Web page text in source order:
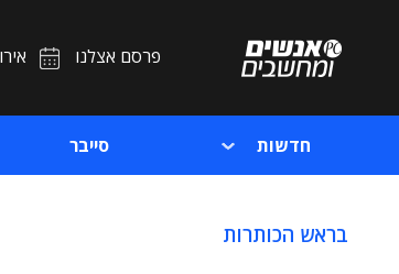
פרסם אצלנו
חדשות סייבר
בראש הכותרות